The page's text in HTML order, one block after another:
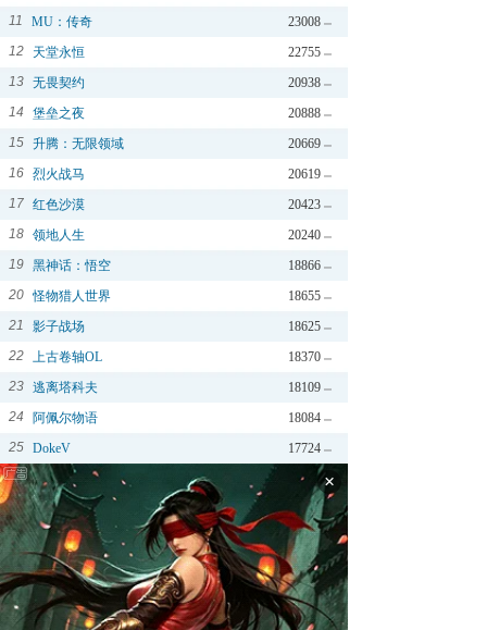
11
23008
MU：传奇
12
22755
天堂永恒
13
20938
无畏契约
14
20888
堡垒之夜
15
20669
升腾：无限领域
16
20619
烈火战马
17
20423
红色沙漠
18
20240
领地人生
19
18866
黑神话：悟空
20
18655
怪物猎人世界
21
18625
影子战场
22
18370
上古卷轴OL
23
18109
逃离塔科夫
24
18084
阿佩尔物语
25
17724
DokeV
×